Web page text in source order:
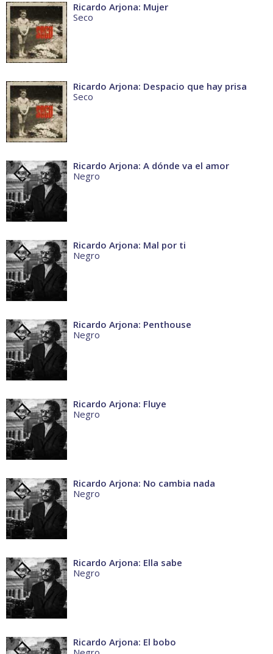
Ricardo Arjona: Mujer
Seco
Ricardo Arjona: Despacio que hay prisa
Seco
Ricardo Arjona: A dónde va el amor
Negro
Ricardo Arjona: Mal por ti
Negro
Ricardo Arjona: Penthouse
Negro
Ricardo Arjona: Fluye
Negro
Ricardo Arjona: No cambia nada
Negro
Ricardo Arjona: Ella sabe
Negro
Ricardo Arjona: El bobo